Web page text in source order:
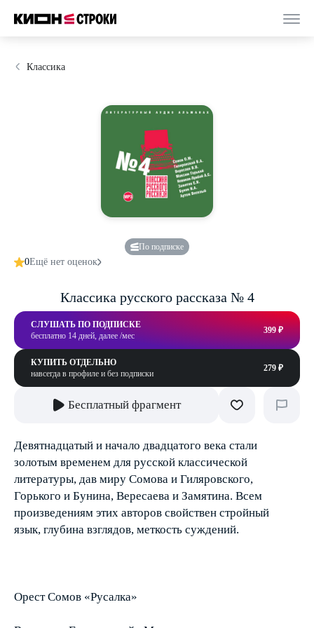
Классика
По подписке
0Ещё нет оценок
Классика русского рассказа № 4
СЛУШАТЬ ПО ПОДПИСКЕ
бесплатно 14 дней, далее /мес
399 ₽
КУПИТЬ ОТДЕЛЬНО
навсегда в профиле и без подписки
279 ₽
Бесплатный фрагмент
Девятнадцатый и начало двадцатого века стали
золотым временем для русской классической
литературы, дав миру Сомова и Гиляровского,
Горького и Бунина, Вересаева и Замятина. Всем
произведениям этих авторов свойствен стройный
язык, глубина взглядов, меткость суждений.
Орест Сомов «Русалка»